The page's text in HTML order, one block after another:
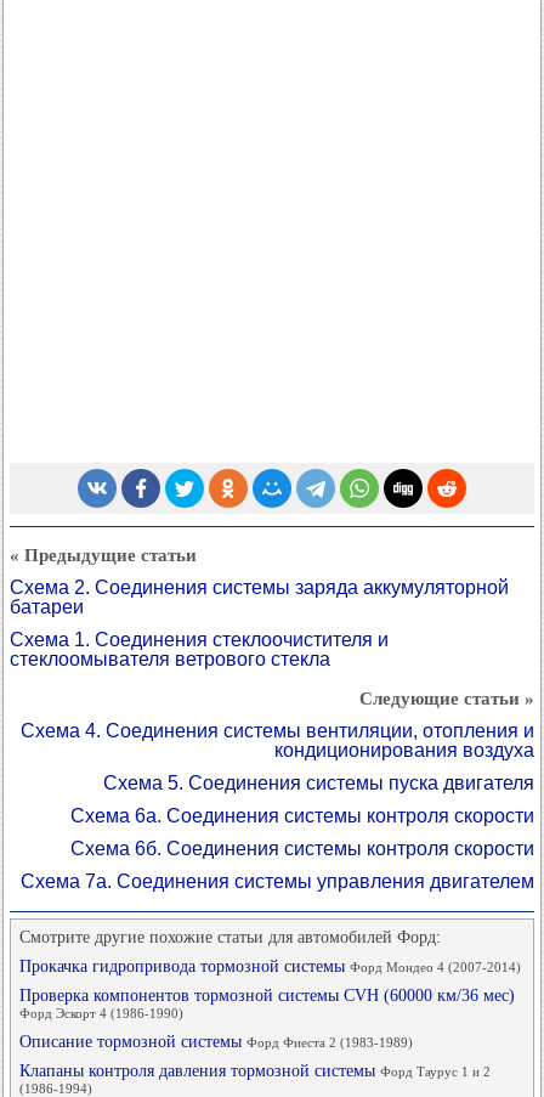
« Предыдущие статьи
Схема 2. Соединения системы заряда аккумуляторной
батареи
Схема 1. Соединения стеклоочистителя и
стеклоомывателя ветрового стекла
Следующие статьи »
Схема 4. Соединения системы вентиляции, отопления и
кондиционирования воздуха
Схема 5. Соединения системы пуска двигателя
Схема 6а. Соединения системы контроля скорости
Схема 6б. Соединения системы контроля скорости
Схема 7а. Соединения системы управления двигателем
Смотрите другие похожие статьи для автомобилей Форд:
Прокачка гидропривода тормозной системы Форд Мондео 4 (2007-2014)
Проверка компонентов тормозной системы CVH (60000 км/36 мес)
Форд Эскорт 4 (1986-1990)
Описание тормозной системы Форд Фиеста 2 (1983-1989)
Клапаны контроля давления тормозной системы Форд Таурус 1 и 2
(1986-1994)